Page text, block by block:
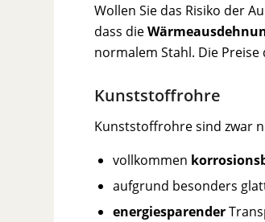
Wollen Sie das Risiko der
dass die
normalem Stahl. Die
Kunststoffrohre
Kunststoffrohre sind zwar
vollkommen
aufgrund besonders
energiesparender